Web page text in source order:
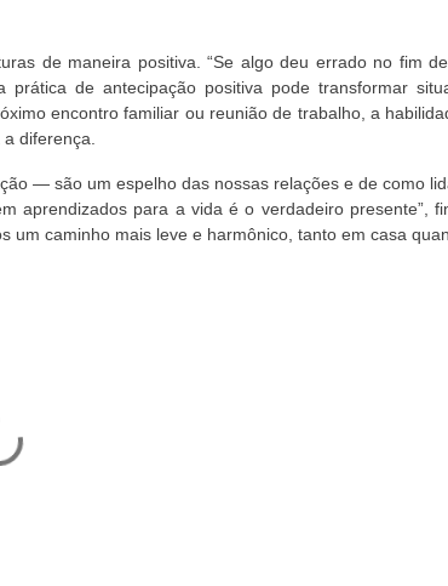
de maneira positiva. “Se algo deu errado no fim
de antecipação positiva pode transformar
encontro familiar ou reunião de trabalho, a
diferença.
— são um espelho das nossas relações e de como
aprendizados para a vida é o verdadeiro presente”,
um caminho mais leve e harmônico, tanto em casa